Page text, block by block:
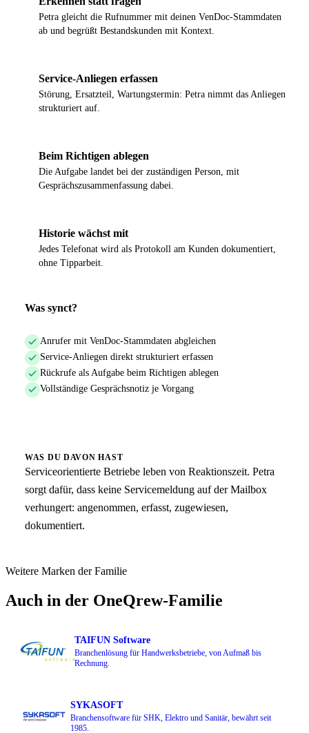
Petra gleicht die Rufnummer mit deinen VenDoc-Stammdaten
ab und begrüßt Bestandskunden mit Kontext.
Service-Anliegen erfassen
Störung, Ersatzteil, Wartungstermin: Petra nimmt das Anliegen
strukturiert auf.
Beim Richtigen ablegen
Die Aufgabe landet bei der zuständigen Person, mit
Gesprächszusammenfassung dabei.
Historie wächst mit
Jedes Telefonat wird als Protokoll am Kunden dokumentiert,
ohne Tipparbeit.
Was synct?
Anrufer mit VenDoc-Stammdaten abgleichen
Service-Anliegen direkt strukturiert erfassen
Rückrufe als Aufgabe beim Richtigen ablegen
Vollständige Gesprächsnotiz je Vorgang
WAS DU DAVON HAST
Serviceorientierte Betriebe leben von Reaktionszeit. Petra
sorgt dafür, dass keine Servicemeldung auf der Mailbox
verhungert: angenommen, erfasst, zugewiesen,
dokumentiert.
Weitere Marken der Familie
Auch in der OneQrew-Familie
TAIFUN Software
Branchenlösung für Handwerksbetriebe, von Aufmaß bis
Rechnung.
SYKASOFT
Branchensoftware für SHK, Elektro und Sanitär, bewährt seit
1985.